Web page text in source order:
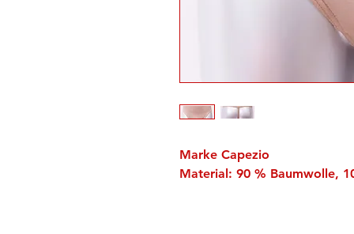
Marke Capezio
Material: 90 % Baumwolle,